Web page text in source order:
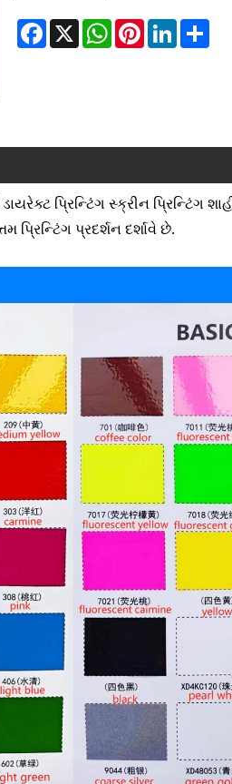
Facebook
X WhatsAppPinterestLinkedIn
પ્રિન્ટિંગ સ્ક્રીન પ્રિન્ટિંગ
પ્રદર્શન દર્શાવે છે.